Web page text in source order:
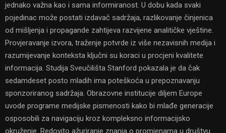
jednako važna kao i sama informiranost. U dobu kada svaki
pojedinac može postati izdavač sadržaja, razlikovanje činjenica
od mišljenja i propagande zahtijeva razvijene analitičke vještine.
Provjeravanje izvora, traženje potvrde iz više nezavisnih medija i
razumijevanje konteksta ključni su koraci u procjeni kvalitete
informacija. Studija Sveučilišta Stanford pokazala je da čak
sedamdeset posto mladih ima poteškoća u prepoznavanju
sponzoriranog sadržaja. Obrazovne institucije diljem Europe
uvode programe medijske pismenosti kako bi mlađe generacije
osposobili za navigaciju kroz kompleksno informacijsko
okruženje. Redovito ažuriranje znanja o promjenama u društvu